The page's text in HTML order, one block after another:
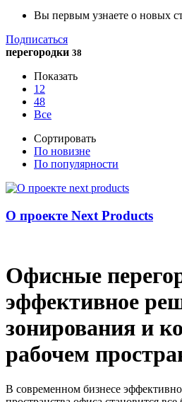
Вы первым узнаете о новых
Подписаться
перегородки 38
Показать
12
48
Все
Сортировать
По новизне
По популярности
О проекте Next Products
Офисные
эффективное
зонирования и
рабочем
В современном бизнесе